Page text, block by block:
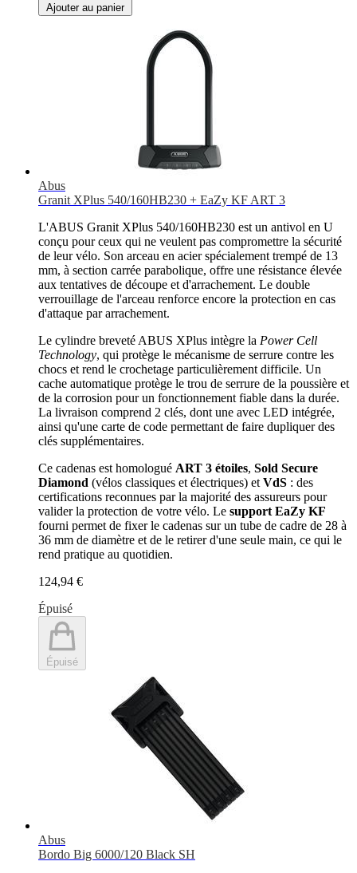
Ajouter au panier
Abus
Granit XPlus 540/160HB230 + EaZy KF ART 3
L'ABUS Granit XPlus 540/160HB230 est un antivol en U
conçu pour ceux qui ne veulent pas compromettre la sécurité
de leur vélo. Son arceau en acier spécialement trempé de 13
mm, à section carrée parabolique, offre une résistance élevée
aux tentatives de découpe et d'arrachement. Le double
verrouillage de l'arceau renforce encore la protection en cas
d'attaque par arrachement.
Le cylindre breveté ABUS XPlus intègre la Power Cell
Technology, qui protège le mécanisme de serrure contre les
chocs et rend le crochetage particulièrement difficile. Un
cache automatique protège le trou de serrure de la poussière et
de la corrosion pour un fonctionnement fiable dans la durée.
La livraison comprend 2 clés, dont une avec LED intégrée,
ainsi qu'une carte de code permettant de faire dupliquer des
clés supplémentaires.
Ce cadenas est homologué ART 3 étoiles, Sold Secure
Diamond (vélos classiques et électriques) et VdS : des
certifications reconnues par la majorité des assureurs pour
valider la protection de votre vélo. Le support EaZy KF
fourni permet de fixer le cadenas sur un tube de cadre de 28 à
36 mm de diamètre et de le retirer d'une seule main, ce qui le
rend pratique au quotidien.
124,94 €
Épuisé
Épuisé
Abus
Bordo Big 6000/120 Black SH